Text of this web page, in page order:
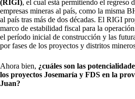
(RIGI), el cual está permitiendo el regreso
empresas mineras al país, como la misma
al país tras más de dos décadas. El RIGI
marco de estabilidad fiscal para la
el período inicial de construcción y las
por fases de los proyectos y distritos
Ahora bien, ¿cuáles son las
los proyectos Josemaría y FDS en la
Juan?